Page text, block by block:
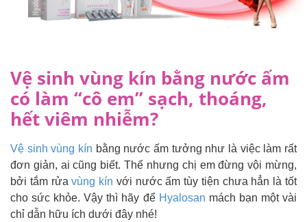
Vệ sinh vùng kín bằng nước ấm
có làm “cô em” sạch, thoáng,
hết viêm nhiễm?
Vệ sinh vùng kín bằng nước ấm tưởng như là việc làm rất
đơn giản, ai cũng biết. Thế nhưng chị em đừng vội mừng,
bởi tắm rửavùng kín với nước ấm tùy tiện chưa hẳn là tốt
cho sức khỏe. Vậy thì hãy để Hyalosan mách bạn một vài
chỉ dẫn hữu ích dưới đây nhé!